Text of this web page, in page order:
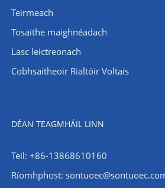
Teirmeach
Tosaithe maighnéadach
Lasc leictreonach
Cobhsaitheoir Rialtóir Voltais
DÉAN TEAGMHÁIL LINN
Teil: +86-13868610160
Ríomhphost: